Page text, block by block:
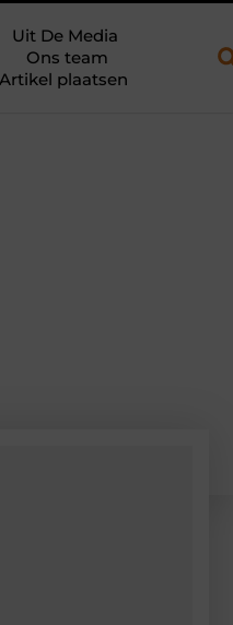
Uit De Media
Ons team
Artikel plaatsen